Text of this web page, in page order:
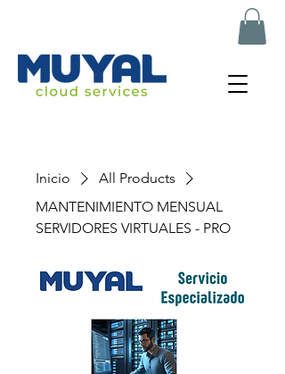
Inicio
All Products
MANTENIMIENTO MENSUAL
SERVIDORES VIRTUALES - PRO